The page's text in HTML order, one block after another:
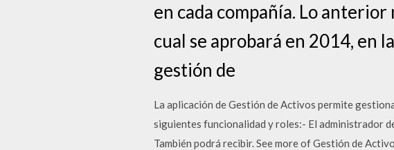
en cada compañía. Lo
cual se aprobará en 2014, en
gestión de
La aplicación de Gestión de Activos permite
siguientes funcionalidad y roles:- El administrador
También podrá recibir. See more of Gestión de